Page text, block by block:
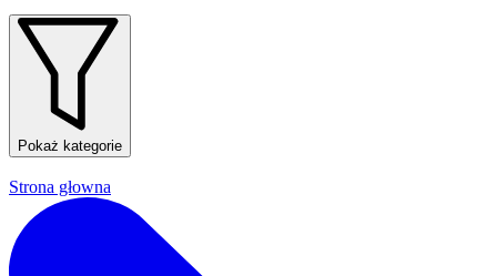
Pokaż kategorie
Strona głowna